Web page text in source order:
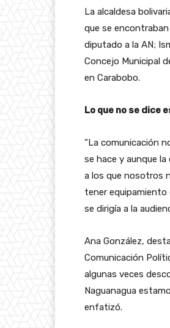
La alcaldesa
que se
diputado a la AN;
Concejo Municipal
en Carabobo.
Lo que no se dice
“La comunicación
se hace y aunque
a los que nosotros
tener equipamiento
se dirigía a la
Ana González,
Comunicación
algunas veces
Naguanagua
enfatizó.